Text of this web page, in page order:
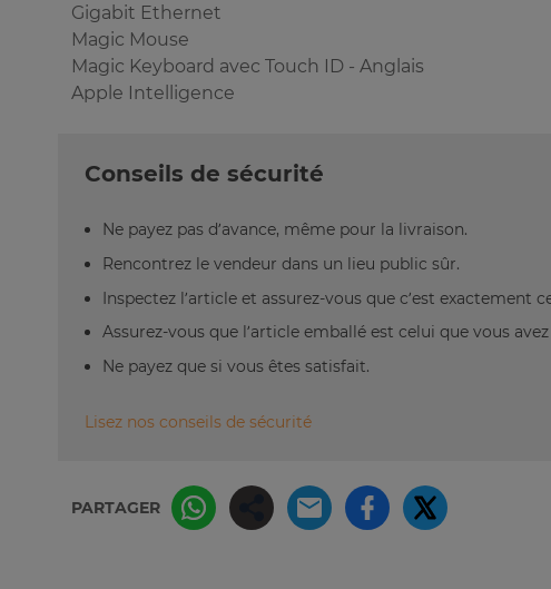
Gigabit Ethernet
Magic Mouse
Magic Keyboard avec Touch ID - Anglais
Apple Intelligence
Conseils de sécurité
Ne payez pas d’avance, même pour la livraison.
Rencontrez le vendeur dans un lieu public sûr.
Inspectez l’article et assurez-vous que c’est exactement
Assurez-vous que l’article emballé est celui que vous
Ne payez que si vous êtes satisfait.
Lisez nos conseils de sécurité
PARTAGER